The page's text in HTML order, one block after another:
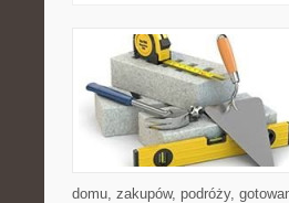
domu, zakupów, podróży,